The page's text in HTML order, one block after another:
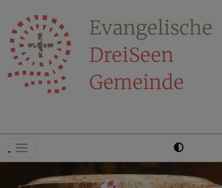
Inhalt
Hauptnavigation